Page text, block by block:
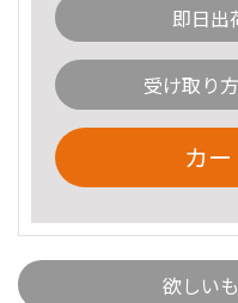
即日出
受け取り
カ
欲しい